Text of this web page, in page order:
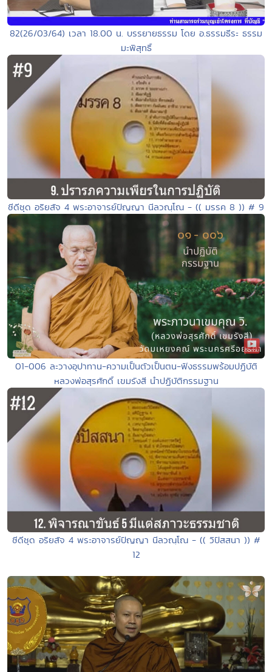
82(26/03/64) เวลา 18.00 น. บรรยายธรรม โดย อ.ธรรมธีระ ธรรม
มะพิสุทธิ์
ซีดีชุด อริยสัจ 4 พระอาจารย์ปัญญา นีลวณฺโณ - (( มรรค 8 )) # 9
01-006 ละวางอุปาทาน-ความเป็นตัวเป็นตน-ฟังธรรมพร้อมปฏิบัติ
หลวงพ่อสุรศักดิ์ เขมรังสี นำปฏิบัติกรรมฐาน
ซีดีชุด อริยสัจ 4 พระอาจารย์ปัญญา นีลวณฺโณ - (( วิปัสสนา )) #
12